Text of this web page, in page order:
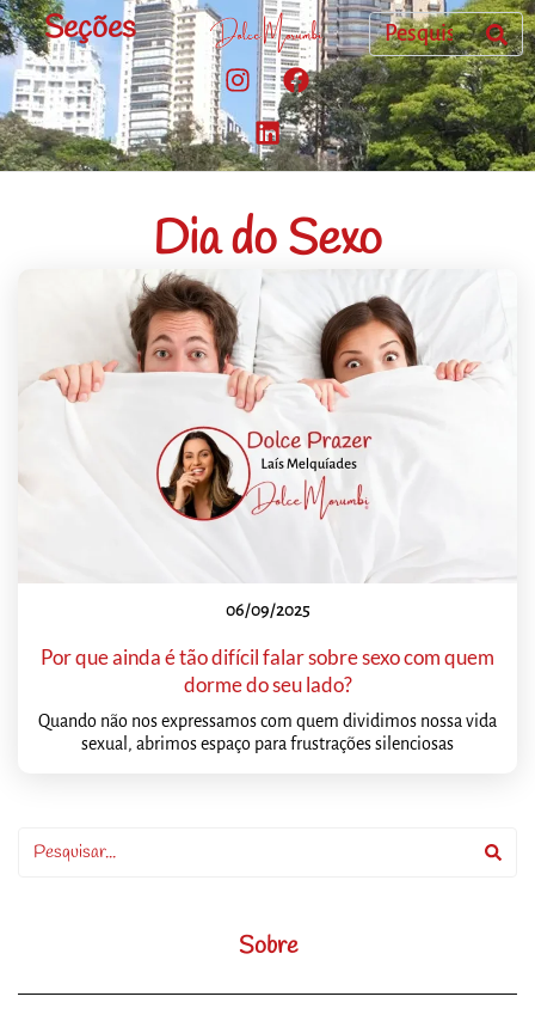
Seções
Dia do Sexo
06/09/2025
Por que ainda é tão difícil falar sobre sexo com quem
dorme do seu lado?
Quando não nos expressamos com quem dividimos nossa vida
sexual, abrimos espaço para frustrações silenciosas
Sobre